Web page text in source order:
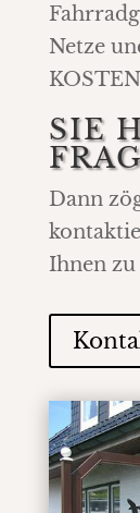
Netze
SIE
Dann
Ihnen